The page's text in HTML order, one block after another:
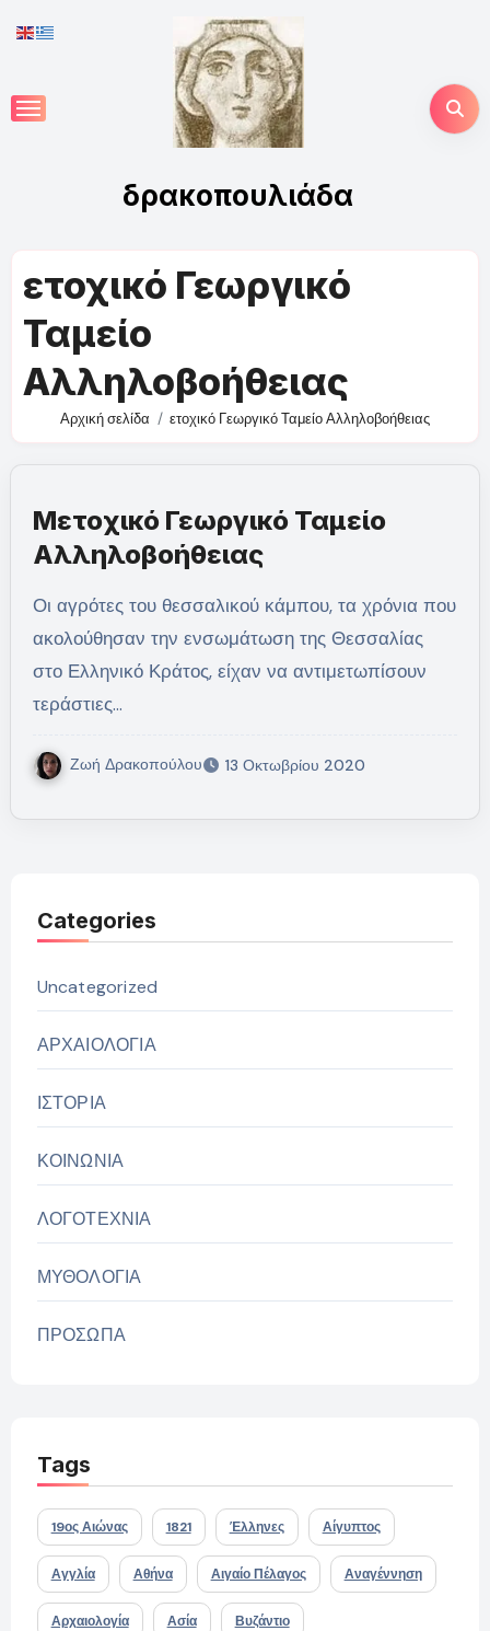
to
δρακοπουλιάδα
ετοχικό Γεωργικό
Ταμείο
Αλληλοβοήθειας
Αρχική σελίδα ετοχικό Γεωργικό Ταμείο Αλληλοβοήθειας
Μετοχικό Γεωργικό Ταμείο
Αλληλοβοήθειας
Οι αγρότες του θεσσαλικού κάμπου, τα χρόνια που
ακολούθησαν την ενσωμάτωση της Θεσσαλίας
στο Ελληνικό Κράτος, είχαν να αντιμετωπίσουν
τεράστιες…
Ζωή Δρακοπούλου 13 Οκτωβρίου 2020
Categories
Uncategorized
ΑΡΧΑΙΟΛΟΓΙΑ
ΙΣΤΟΡΙΑ
ΚΟΙΝΩΝΙΑ
ΛΟΓΟΤΕΧΝΙΑ
ΜΥΘΟΛΟΓΙΑ
ΠΡΟΣΩΠΑ
Tags
19ος Αιώνας 1821 Έλληνες Αίγυπτος
Αγγλία Αθήνα Αιγαίο Πέλαγος Αναγέννηση
Αρχαιολογία Ασία Βυζάντιο